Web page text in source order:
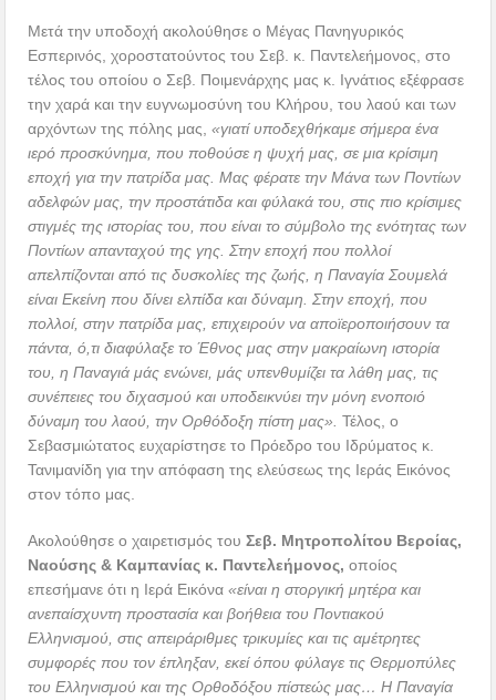
Μετά την υποδοχή ακολούθησε ο Μέγας Πανηγυρικός
Εσπερινός, χοροστατούντος του Σεβ. κ. Παντελεήμονος, στο
τέλος του οποίου ο Σεβ. Ποιμενάρχης μας κ. Ιγνάτιος εξέφρασε
την χαρά και την ευγνωμοσύνη του Κλήρου, του λαού και των
αρχόντων της πόλης μας,«γιατί υποδεχθήκαμε σήμερα ένα
ιερό προσκύνημα, που ποθούσε η ψυχή μας, σε μια κρίσιμη
εποχή για την πατρίδα μας. Μας φέρατε την Μάνα των Ποντίων
αδελφών μας, την προστάτιδα και φύλακά του, στις πιο κρίσιμες
στιγμές της ιστορίας του, που είναι το σύμβολο της ενότητας των
Ποντίων απανταχού της γης. Στην εποχή που πολλοί
απελπίζονται από τις δυσκολίες της ζωής, η Παναγία Σουμελά
είναι Εκείνη που δίνει ελπίδα και δύναμη. Στην εποχή, που
πολλοί, στην πατρίδα μας, επιχειρούν να αποϊεροποιήσουν τα
πάντα, ό,τι διαφύλαξε το Έθνος μας στην μακραίωνη ιστορία
του, η Παναγιά μάς ενώνει, μάς υπενθυμίζει τα λάθη μας, τις
συνέπειες του διχασμού και υποδεικνύει την μόνη ενοποιό
δύναμη του λαού, την Ορθόδοξη πίστη μας».Τέλος, ο
Σεβασμιώτατος ευχαρίστησε το Πρόεδρο του Ιδρύματος κ.
Τανιμανίδη για την απόφαση της ελεύσεως της Ιεράς Εικόνος
στον τόπο μας.
Ακολούθησε ο χαιρετισμός τουΣεβ. Μητροπολίτου Βεροίας,
Ναούσης & Καμπανίας κ. Παντελεήμονος, οποίος
επεσήμανε ότι η Ιερά Εικόνα«είναι η στοργική μητέρα και
ανεπαίσχυντη προστασία και βοήθεια του Ποντιακού
Ελληνισμού, στις απειράριθμες τρικυμίες και τις αμέτρητες
συμφορές που τον έπληξαν, εκεί όπου φύλαγε τις Θερμοπύλες
του Ελληνισμού και της Ορθοδόξου πίστεώς μας… Η Παναγία